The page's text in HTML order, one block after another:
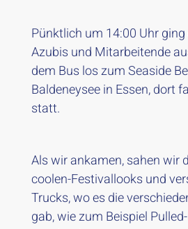
Pünktlich um 14:00 Uhr
Azubis und Mitarbeitende
dem Bus los zum Seaside
Baldeneysee in Essen, dort
statt.
Als wir ankamen, sahen wir
coolen-Festivallooks und
Trucks, wo es die
gab, wie zum Beispiel